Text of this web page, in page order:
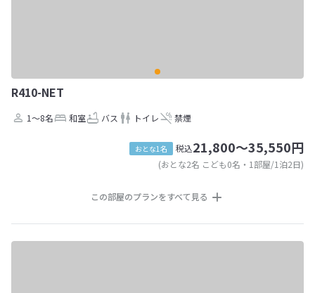
R410-NET
1～8名 和室 バス トイレ 禁煙
おとな1名 税込21,800～35,550円
(おとな2名 こども0名・1部屋/1泊2日)
この部屋のプランをすべて見る